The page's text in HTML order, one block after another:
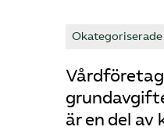
Okategoriserade
är en del